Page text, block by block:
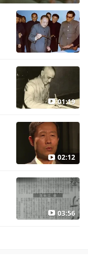
01:19
02:12
03:56